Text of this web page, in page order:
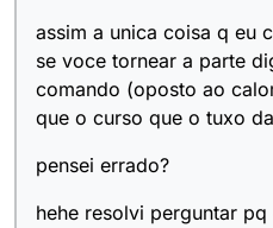
assim a unica coisa q eu
se voce tornear a parte
comando (oposto ao
que o curso que o tuxo
pensei errado?
hehe resolvi perguntar pq